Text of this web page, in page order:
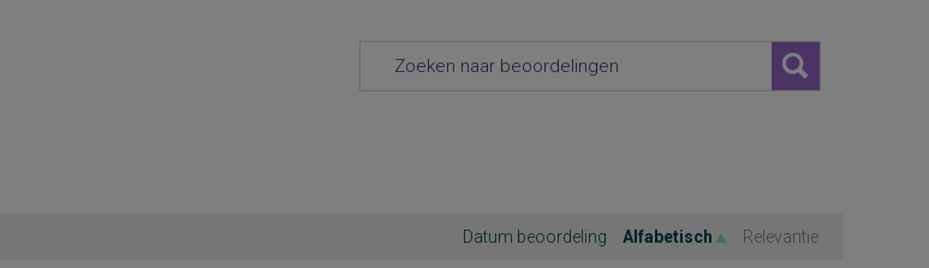
Datum beoordeling Alfabetisch Relevantie